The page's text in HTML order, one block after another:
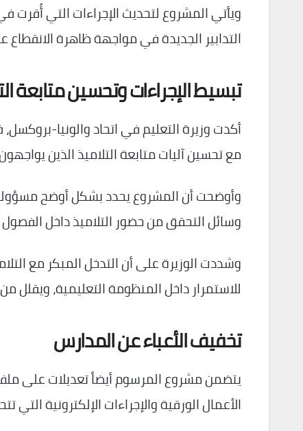
التدابير الجديدة في مواجهة ظاهرة الانقطاع
تبسيط الإجراءات وتحسين متابعة
أكدت وزيرة التعليم في اتحاد والونيا-بروكسل،
مع تحسين آليات متابعة التلاميذ الذين
وأوضحت أن المشروع يحدد بشكل أوضح
وسائل التحقق من حضور التلاميذ داخل الفصول
وشددت الوزيرة على أن التدخل المبكر مع
للاستمرار داخل المنظومة التعليمية، ويقلل
تخفيف الأعباء عن المدارس
يتضمن مشروع المرسوم أيضاً تعديلات على
الأعمال الورقية والإجراءات الإلكترونية التي